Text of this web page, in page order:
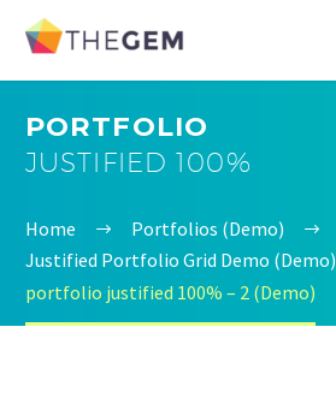
PORTFOLIO
JUSTIFIED 100%
Home
Portfolios (Demo)
Justified Portfolio Grid Demo (Demo)
portfolio justified 100% – 2 (Demo)